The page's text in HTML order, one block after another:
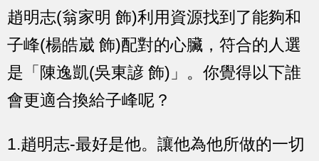
趙明志(翁家明 飾)利用資源找到了能夠和
子峰(楊皓崴 飾)配對的心臟，符合的人選
是「陳逸凱(吳東諺 飾)」。你覺得以下誰
會更適合換給子峰呢？
1.趙明志-最好是他。讓他為他所做的一切